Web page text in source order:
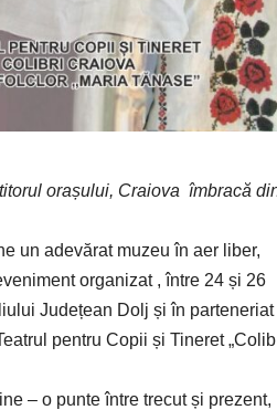
orașului, Craiova îmbracă
un adevărat muzeu în aer liber,
organizat , între 24 și 26
Județean Dolj și în parteneriat
pentru Copii și Tineret
– o punte între trecut și prezent,